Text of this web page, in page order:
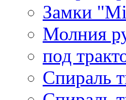
Замки
Молния
под
Спираль